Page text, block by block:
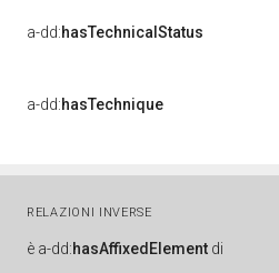
a-dd:hasTechnicalStatus
a-dd:hasTechnique
RELAZIONI INVERSE
è a-dd:hasAffixedElement di